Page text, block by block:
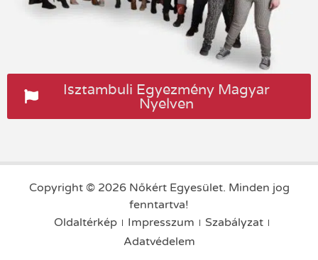
Isztambuli Egyezmény Magyar
Nyelven
Copyright © 2026 Nőkért Egyesület. Minden jog
fenntartva!
Oldaltérkép
Impresszum
Szabályzat
Adatvédelem